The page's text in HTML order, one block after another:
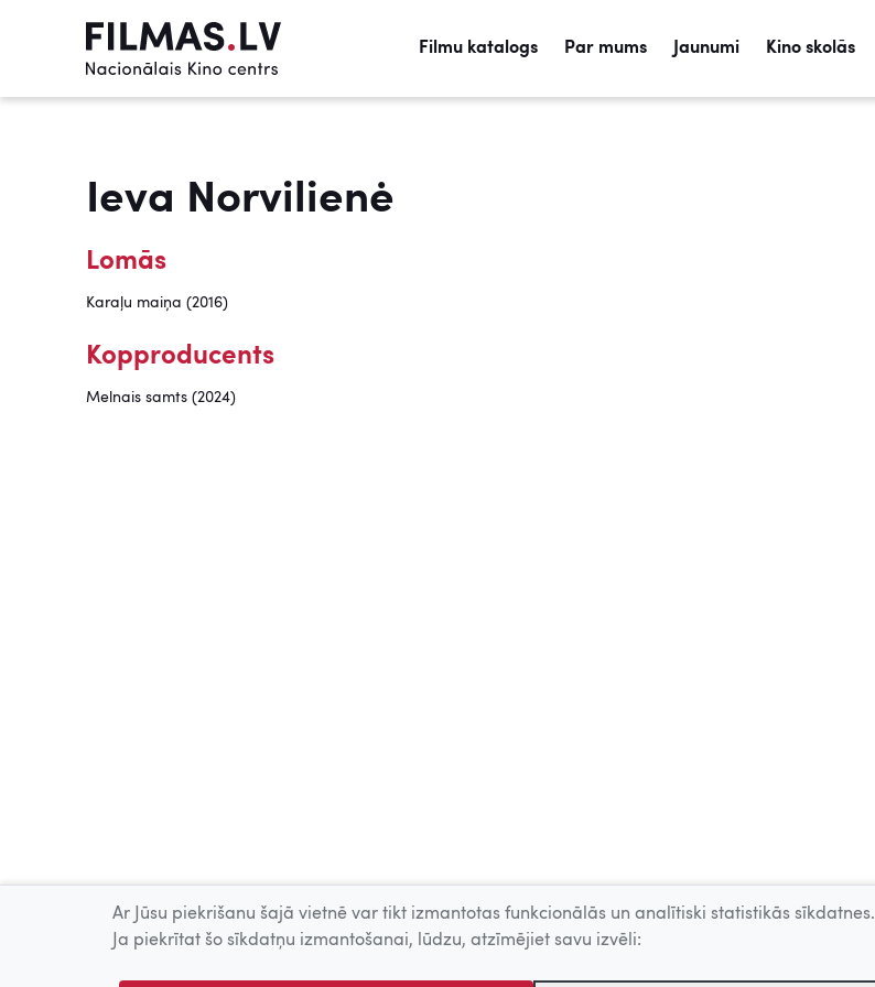
Filmu katalogs Par mums Jaunumi Kino skolās
Ieva Norvilienė
Lomās
Karaļu maiņa (2016)
Kopproducents
Melnais samts (2024)
Ar Jūsu piekrišanu šajā vietnē var tikt izmantotas funkcionālās un analītiski statistikās sīkdatnes.
Ja piekrītat šo sīkdatņu izmantošanai, lūdzu, atzīmējiet savu izvēli: